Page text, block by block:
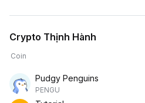
Crypto Thịnh Hành
Coin
Pudgy Penguins
PENGU